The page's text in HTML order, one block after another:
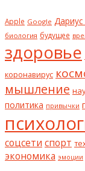
Apple Google
биология будущее
здоровье
коронавирус
мышление
политика привычки
соцсети спорт
экономика эмоции